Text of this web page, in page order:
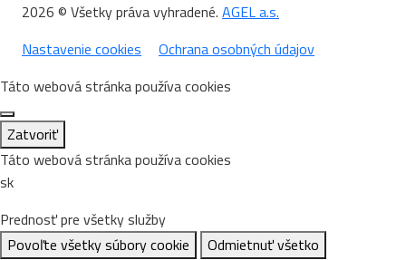
2026 © Všetky práva vyhradené. AGEL a.s.
Nastavenie cookies
Ochrana osobných údajov
Táto webová stránka používa cookies
Zatvoriť
Táto webová stránka používa cookies
sk
Prednosť pre všetky služby
Povoľte všetky súbory cookie
Odmietnuť všetko